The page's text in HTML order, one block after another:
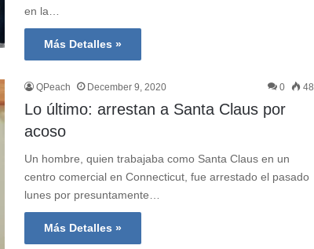
en la…
Más Detalles »
QPeach December 9, 2020 0 48
Lo último: arrestan a Santa Claus por
acoso
Un hombre, quien trabajaba como Santa Claus en un
centro comercial en Connecticut, fue arrestado el pasado
lunes por presuntamente…
Más Detalles »